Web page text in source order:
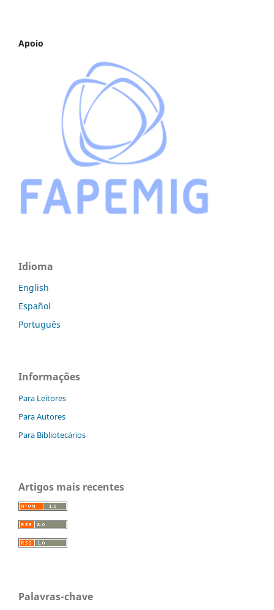
Apoio
Idioma
English
Español
Português
Informações
Para Leitores
Para Autores
Para Bibliotecários
Artigos mais recentes
Palavras-chave